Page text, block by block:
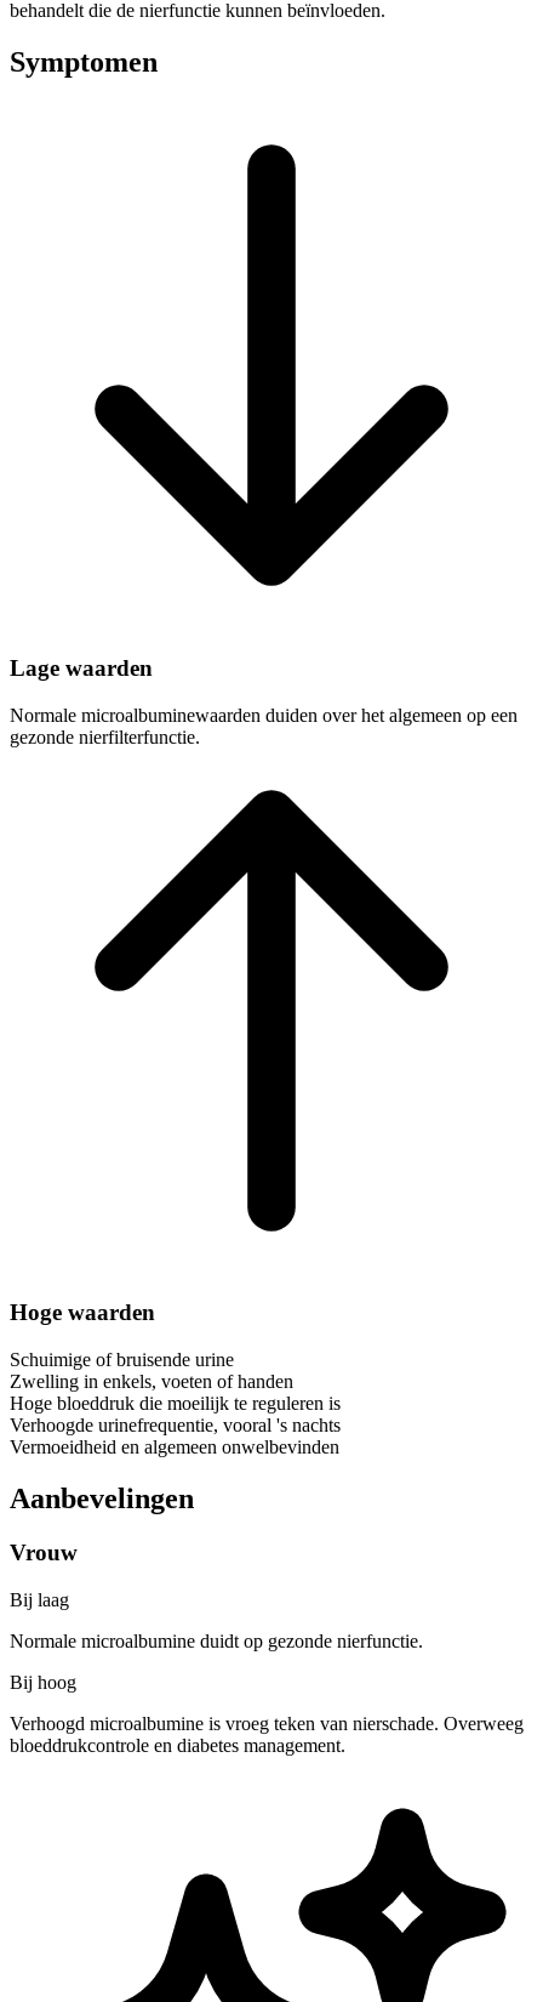
behandelt die de nierfunctie kunnen beïnvloeden.
Symptomen
Lage waarden
Normale microalbuminewaarden duiden over het algemeen op een
gezonde nierfilterfunctie.
Hoge waarden
Schuimige of bruisende urine
Zwelling in enkels, voeten of handen
Hoge bloeddruk die moeilijk te reguleren is
Verhoogde urinefrequentie, vooral 's nachts
Vermoeidheid en algemeen onwelbevinden
Aanbevelingen
Vrouw
Bij laag
Normale microalbumine duidt op gezonde nierfunctie.
Bij hoog
Verhoogd microalbumine is vroeg teken van nierschade. Overweeg
bloeddrukcontrole en diabetes management.